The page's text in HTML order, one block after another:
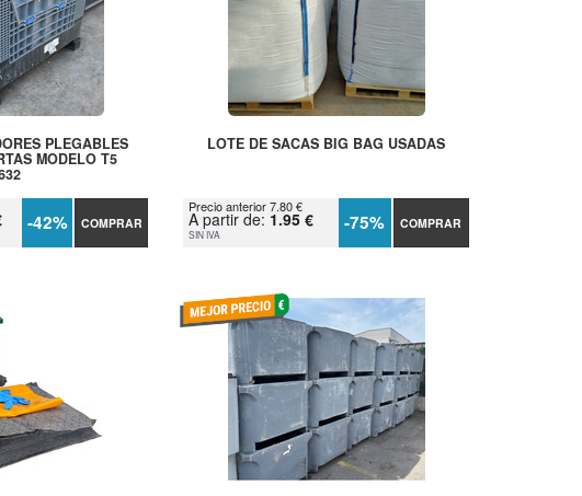
PLEGABLES
MODELO T5
-42% COMPRAR
LOTE DE SACAS BIG BAG USADAS
Precio anterior 7.80 €
A partir de: 1.95 €
SIN IVA -75% COMPRAR